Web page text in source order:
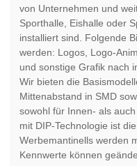
von Unternehmen und
Sporthalle, Eishalle oder
installiert sind. Folgende
werden: Logos, Logo-
und sonstige Grafik nach
Wir bieten die
Mittenabstand in SMD
sowohl für Innen- als
mit DIP-Technologie ist
Werbemantinells werden
Kennwerte können